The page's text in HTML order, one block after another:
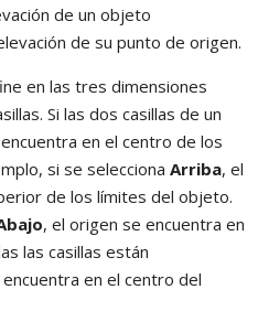
de un objeto
de su punto de origen.
en las tres dimensiones
Si las dos casillas de un
en el centro de los
si se selecciona Arriba, el
de los límites del objeto.
, el origen se encuentra en
las casillas están
en el centro del